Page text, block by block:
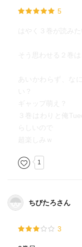
5
はやく３巻が読みた
そう思わせる２巻
あいかわらず、な
い？
ギャップ萌え？
３巻はわりと俺
らしいので
超楽しみｗ
1
ちびたろさん
3